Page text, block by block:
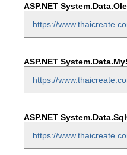
ASP.NET
https://
ASP.NET
https://
ASP.NET
https://